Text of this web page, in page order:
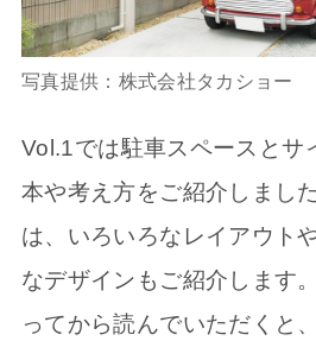
写真提供：株式会社タカショー
Vol.1では駐車スペースとサ
本や考え方をご紹介しまし
は、いろいろなレイアウト
なデザインもご紹介します
ってから読んでいただくと